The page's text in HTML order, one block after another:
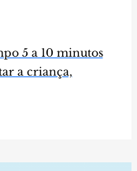
5 a 10 minutos
a criança,